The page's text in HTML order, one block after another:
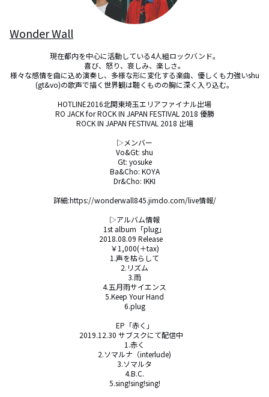
Wonder Wall
現在都内を中心に活動している4人組ロックバンド。
喜び、怒り、哀しみ、楽しさ。
様々な感情を曲に込め演奏し、多様な形に変化する楽曲、優しくも力強いshu
(gt&vo)の歌声で描く世界観は聴くものの胸に深く入り込む。
HOTLINE2016北関東埼玉エリアファイナル出場
RO JACK for ROCK IN JAPAN FESTIVAL 2018 優勝
ROCK IN JAPAN FESTIVAL 2018 出場
▷メンバー
Vo&Gt: shu
Gt: yosuke
Ba&Cho: KOYA
Dr&Cho: IKKI
詳細:https://wonderwall845.jimdo.com/live情報/
▷アルバム情報
1st album「plug」
2018.08.09 Release
￥1,000(＋tax)
1.声を枯らして
2.リズム
3.雨
4.五月雨サイエンス
5.Keep Your Hand
6.plug
EP「赤く」
2019.12.30 サブスクにて配信中
1.赤く
2.ソマルナ（interlude)
3.ソマルタ
4.B.C.
5.sing!sing!sing!